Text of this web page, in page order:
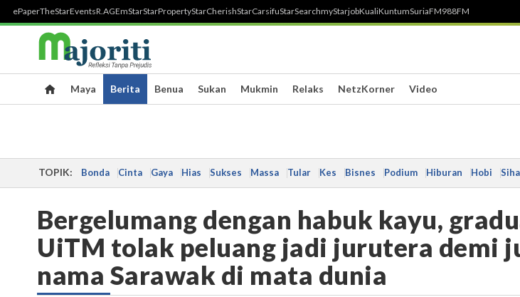
ePaperTheStarEventsR.AGEmStarStarPropertyStarCherishStarCarsifuStarSearchmyStarjobKualiKuntumSuriaFM988FM
Maya Berita Benua Sukan Mukmin Relaks NetzKorner Video
TOPIK: Bonda Cinta Gaya Hias Sukses Massa Tular Kes Bisnes Podium Hiburan Hobi
Bergelumang dengan habuk kayu,
UiTM tolak peluang jadi jurutera demi
nama Sarawak di mata dunia